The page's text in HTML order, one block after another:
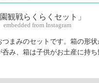
from Instagram
まみのセットです。箱の形
み、箱は子供がお土産に持